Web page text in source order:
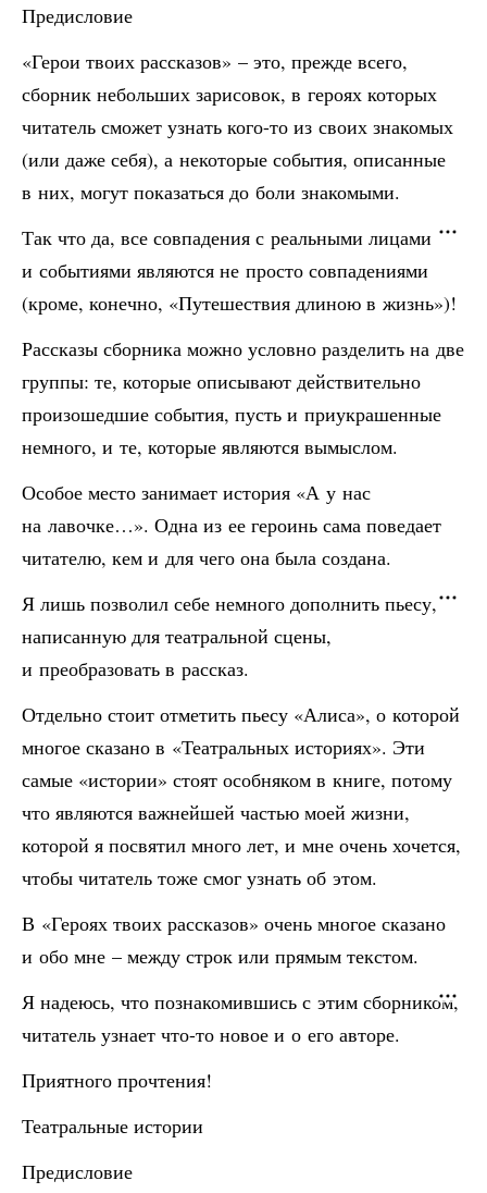
Предисловие
«Герои твоих рассказов» – это, прежде всего,
сборник небольших зарисовок, в героях которых
читатель сможет узнать кого-то из своих знакомых
(или даже себя), а некоторые события, описанные
в них, могут показаться до боли знакомыми.
Так что да, все совпадения с реальными лицами
и событиями являются не просто совпадениями
(кроме, конечно, «Путешествия длиною в жизнь»)!
Рассказы сборника можно условно разделить на две
группы: те, которые описывают действительно
произошедшие события, пусть и приукрашенные
немного, и те, которые являются вымыслом.
Особое место занимает история «А у нас
на лавочке…». Одна из ее героинь сама поведает
читателю, кем и для чего она была создана.
Я лишь позволил себе немного дополнить пьесу,
написанную для театральной сцены,
и преобразовать в рассказ.
Отдельно стоит отметить пьесу «Алиса», о которой
многое сказано в «Театральных историях». Эти
самые «истории» стоят особняком в книге, потому
что являются важнейшей частью моей жизни,
которой я посвятил много лет, и мне очень хочется,
чтобы читатель тоже смог узнать об этом.
В «Героях твоих рассказов» очень многое сказано
и обо мне – между строк или прямым текстом.
Я надеюсь, что познакомившись с этим сборником,
читатель узнает что-то новое и о его авторе.
Приятного прочтения!
Театральные истории
Предисловие